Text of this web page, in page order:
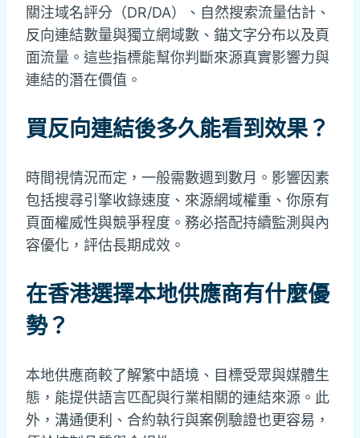
關注域名評分（DR/DA）、自然搜索流量估計、
反向連結數量與獨立網域數、錨文字分布以及頁
面流量。這些指標能幫你判斷來源真實影響力與
連結的潛在價值。
買反向連結後多久能看到效果？
時間視情況而定，一般需數週到數月。影響因素
包括搜尋引擎收錄速度、來源網域權重、你原有
頁面權威性與競爭程度。務必搭配持續監測與內
容優化，評估長期成效。
在香港選擇本地供應商有什麼優
勢？
本地供應商較了解繁中語境、目標受眾與媒體生
態，能提供語言匹配與行業相關的連結來源。此
外，溝通便利、合約執行與案例驗證也更容易，